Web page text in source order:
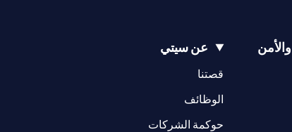
عن سيتي
قصتنا
(opens in a new tab)
الوظائف
(opens in a new tab)
حوكمة الشركات
(opens in a new tab)